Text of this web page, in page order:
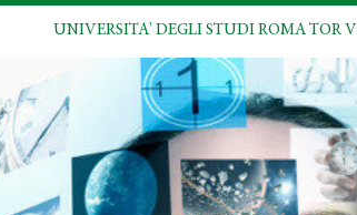
UNIVERSITA' DEGLI STUDI ROMA TOR